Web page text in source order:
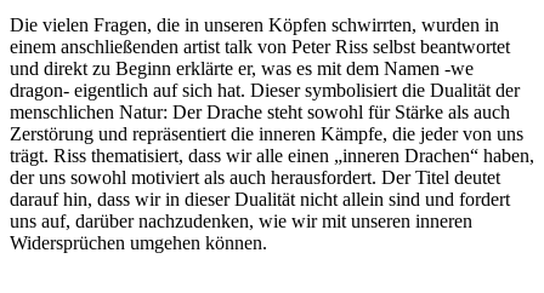
Die vielen Fragen, die in unseren Köpfen schwirrten, wurden in
einem anschließenden artist talk von Peter Riss selbst beantwortet
und direkt zu Beginn erklärte er, was es mit dem Namen -we
dragon- eigentlich auf sich hat. Dieser symbolisiert die Dualität der
menschlichen Natur: Der Drache steht sowohl für Stärke als auch
Zerstörung und repräsentiert die inneren Kämpfe, die jeder von uns
trägt. Riss thematisiert, dass wir alle einen „inneren Drachen“ haben,
der uns sowohl motiviert als auch herausfordert. Der Titel deutet
darauf hin, dass wir in dieser Dualität nicht allein sind und fordert
uns auf, darüber nachzudenken, wie wir mit unseren inneren
Widersprüchen umgehen können.